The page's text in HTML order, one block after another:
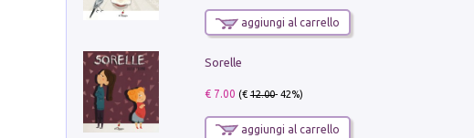
aggiungi al carrello
Sorelle
€ 7.00 (€12.00- 42%)
aggiungi al carrello